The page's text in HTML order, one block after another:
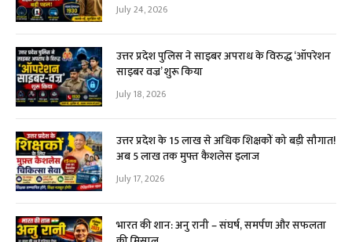
July 24, 2026
उत्तर प्रदेश पुलिस ने साइबर अपराध के विरुद्ध ‘ऑपरेशन
साइबर वज्र’ शुरू किया
July 18, 2026
उत्तर प्रदेश के 15 लाख से अधिक शिक्षकों को बड़ी सौगात!
अब ₹5 लाख तक मुफ्त कैशलेस इलाज
July 17, 2026
भारत की शान: अनु रानी – संघर्ष, समर्पण और सफलता